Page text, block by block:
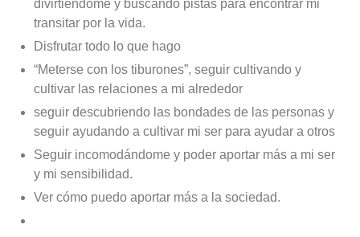
divirtiéndome y buscando pistas para encontrar mi
transitar por la vida.
Disfrutar todo lo que hago
“Meterse con los tiburones”, seguir cultivando y
cultivar las relaciones a mi alrededor
seguir descubriendo las bondades de las personas y
seguir ayudando a cultivar mi ser para ayudar a otros
Seguir incomodándome y poder aportar más a mi ser
y mi sensibilidad.
Ver cómo puedo aportar más a la sociedad.